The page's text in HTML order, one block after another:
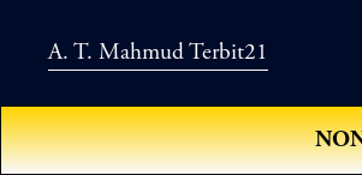
A. T. Mahmud Terbit21